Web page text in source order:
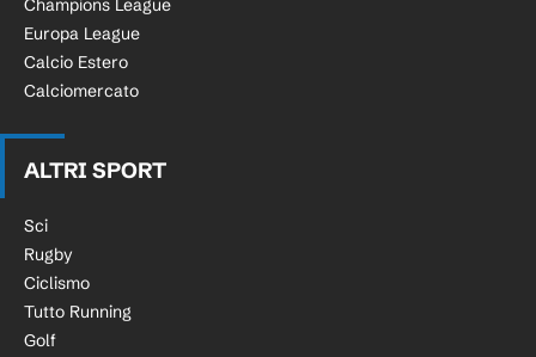
Champions League
Europa League
Calcio Estero
Calciomercato
ALTRI SPORT
Sci
Rugby
Ciclismo
Tutto Running
Golf